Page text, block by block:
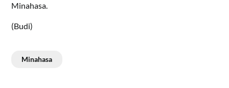
Minahasa.
(Budi)
Minahasa